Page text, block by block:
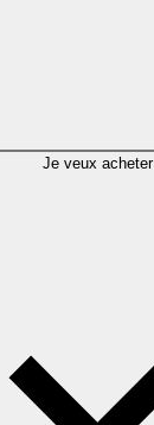
Je veux acheter